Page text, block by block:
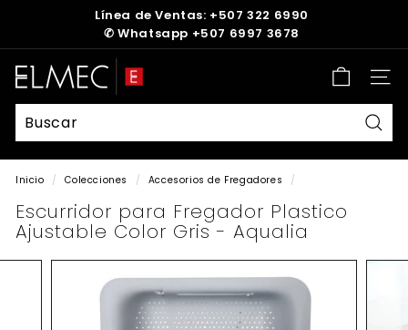
diapositivas
pausa
Línea de Ventas: +507 322 6990
✆ Whatsapp +507 6997 3678
E
L
M
E
C
Inicio / Colecciones / Accesorios de Fregadores /
Escurridor para Fregador Plastico
Ajustable Color Gris - Aqualia